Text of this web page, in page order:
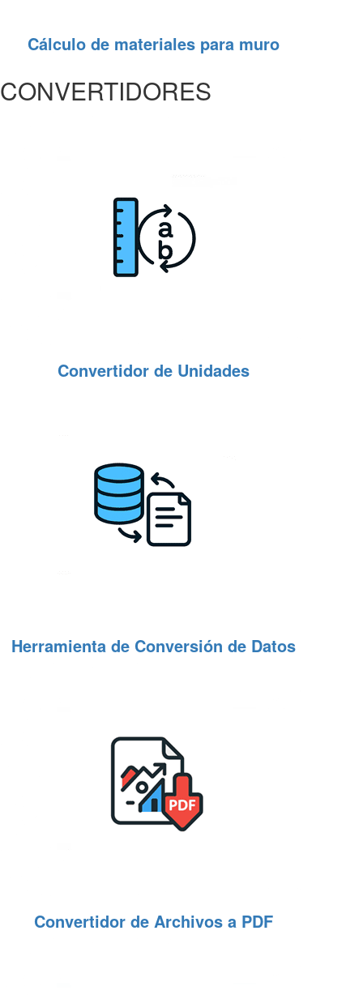
Cálculo de materiales para muro
CONVERTIDORES
Convertidor de Unidades
Herramienta de Conversión de Datos
Convertidor de Archivos a PDF